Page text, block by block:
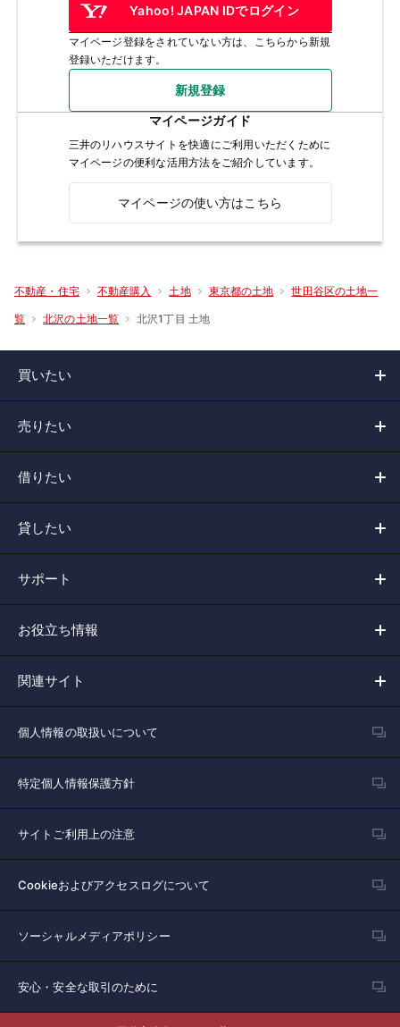
Yahoo! JAPAN IDでログイン
マイページ登録をされていない方は、こちらから新規
登録いただけます。
新規登録
マイページガイド
三井のリハウスサイトを快適にご利用いただくために
マイページの便利な活用方法をご紹介しています。
マイページの使い方はこちら
不動産・住宅 不動産購入 土地 東京都の土地 世田谷区の土地一
覧 北沢の土地一覧 北沢1丁目 土地
買いたい
売りたい
借りたい
貸したい
サポート
お役立ち情報
関連サイト
個人情報の取扱いについて
特定個人情報保護方針
サイトご利用上の注意
Cookieおよびアクセスログについて
ソーシャルメディアポリシー
安心・安全な取引のために